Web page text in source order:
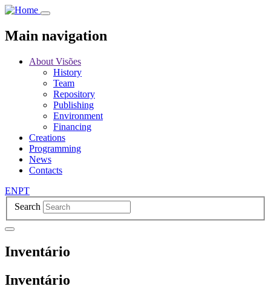
Skip
main
content
Main navigation
About Visões
History
Team
Repository
Publishing
Environment
Financing
Creations
Programming
News
Contacts
ENPT
Search
Inventário
Inventário